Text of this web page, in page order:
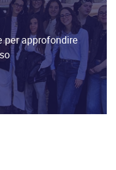
per approfondire